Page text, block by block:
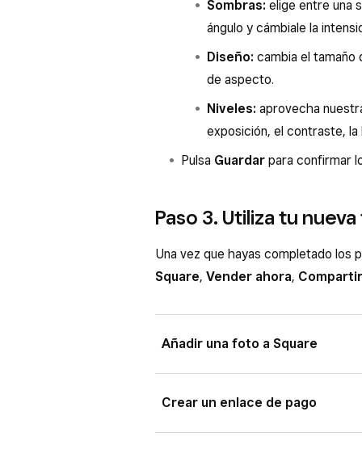
Sombras: elige entre una
ángulo y cámbiale la
Diseño: cambia el tamaño
de aspecto.
Niveles: aprovecha
exposición, el contraste, la
Pulsa Guardar para confirmar
Paso 3. Utiliza tu
Una vez que hayas completado los
Square, Vender ahora, Compartir
Añadir una foto a Square
catálogo de artículos de Square.
cualquier momento desde el
Crear un enlace de pago